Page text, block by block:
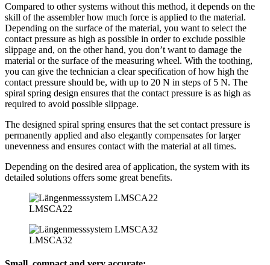
Compared to other systems without this method, it depends on the
skill of the assembler how much force is applied to the material.
Depending on the surface of the material, you want to select the
contact pressure as high as possible in order to exclude possible
slippage and, on the other hand, you don’t want to damage the
material or the surface of the measuring wheel. With the toothing,
you can give the technician a clear specification of how high the
contact pressure should be, with up to 20 N in steps of 5 N. The
spiral spring design ensures that the contact pressure is as high as
required to avoid possible slippage.
The designed spiral spring ensures that the set contact pressure is
permanently applied and also elegantly compensates for larger
unevenness and ensures contact with the material at all times.
Depending on the desired area of application, the system with its
detailed solutions offers some great benefits.
LMSCA22
LMSCA32